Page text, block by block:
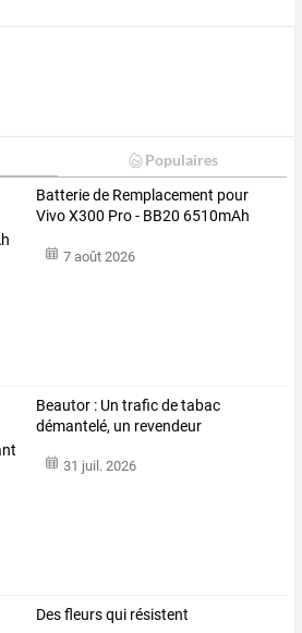
Populaires
Batterie de Remplacement pour
Vivo X300 Pro - BB20 6510mAh
7 août 2026
Beautor : Un traficdetabac
démantelé, un revendeur
31 juil. 2026
Des fleurs qui résistent